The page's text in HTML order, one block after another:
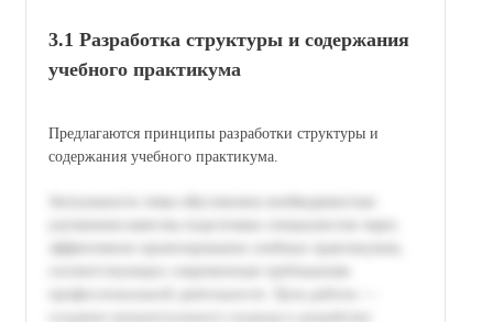
3.1 Разработка структуры и содержания
учебного практикума
Предлагаются принципы разработки структуры и
содержания учебного практикума.